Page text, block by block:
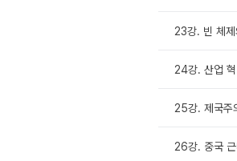
23강. 빈 체
24강. 산업
25강. 제국주
26강. 중국